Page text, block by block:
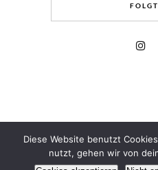
Diese Website benutzt
nutzt, gehen wir von